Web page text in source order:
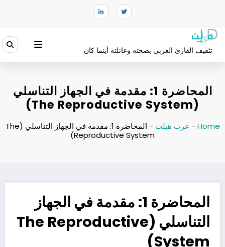
تثقيف القارئ العربي بصحته وعائلته أينما كان
المحاضرة 1: مقدمة في الجهاز التناسلي
(The Reproductive System)
Home
- عرب هيلث -
المحاضرة 1: مقدمة في الجهاز التناسلي (The
Reproductive System)
المحاضرة 1: مقدمة في الجهاز
التناسلي (The Reproductive
System)